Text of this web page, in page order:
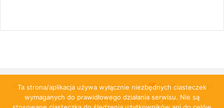
© Copyright 2026, All Rights Reserved | PulsRadomska.pl
O NAS PATRONAT MEDIALNY REKLAMA
Ta strona/aplikacja używa wyłącznie niezbędnych ciasteczek
wymaganych do prawidłowego działania serwisu. Nie są